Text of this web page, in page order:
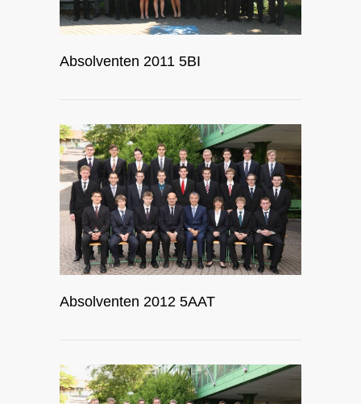
Absolventen 2011 5BI
Absolventen 2012 5AAT